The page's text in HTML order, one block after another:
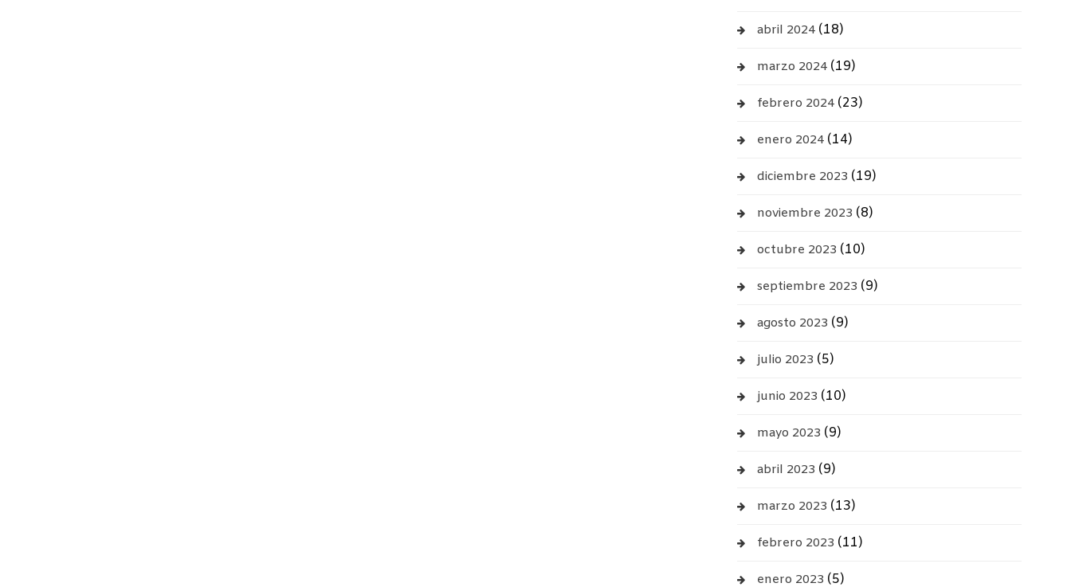
abril 2024 (18)
marzo 2024 (19)
febrero 2024 (23)
enero 2024 (14)
diciembre 2023 (19)
noviembre 2023 (8)
octubre 2023 (10)
septiembre 2023 (9)
agosto 2023 (9)
julio 2023 (5)
junio 2023 (10)
mayo 2023 (9)
abril 2023 (9)
marzo 2023 (13)
febrero 2023 (11)
enero 2023 (5)